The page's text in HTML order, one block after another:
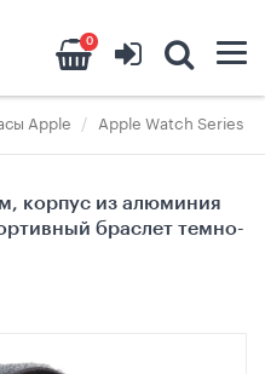
0
Apple Apple Watch Series 10
корпус из алюминия
браслет темно-